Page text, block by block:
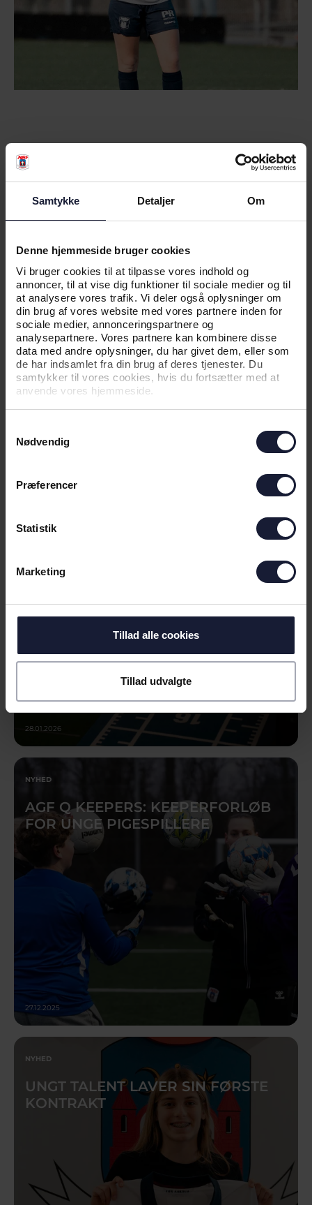
Samtykke Detaljer Om
Denne hjemmeside bruger cookies
Vi bruger cookies til at tilpasse vores indhold og
annoncer, til at vise dig funktioner til sociale medier og til
at analysere vores trafik. Vi deler også oplysninger om
din brug af vores website med vores partnere inden for
sociale medier, annonceringspartnere og
analysepartnere. Vores partnere kan kombinere disse
data med andre oplysninger, du har givet dem, eller som
de har indsamlet fra din brug af deres tjenester. Du
samtykker til vores cookies, hvis du fortsætter med at
anvende vores hjemmeside.
Nødvendig
Præferencer
Statistik
Marketing
Tillad alle cookies
Tillad udvalgte
RELATEREDE NYHEDER
NYHED
AGF Q KEEPERS:
MÅLMANDSTRÆNING FOR UNGE
PIGESPILLERE
AGF HENTER
UNGDOMSLANDSHOLDS-SPILLER
28.01.2026
NYHED
AGF Q KEEPERS: KEEPERFORLØB
FOR UNGE PIGESPILLERE
27.12.2025
NYHED
UNGT TALENT LAVER SIN FØRSTE
KONTRAKT